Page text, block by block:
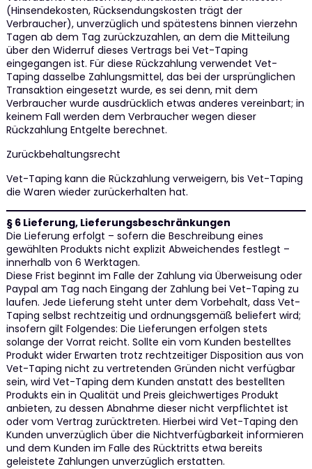
(Hinsendekosten, Rücksendungskosten trägt der
Verbraucher), unverzüglich und spätestens binnen vierzehn
Tagen ab dem Tag zurückzuzahlen, an dem die Mitteilung
über den Widerruf dieses Vertrags bei Vet-Taping
eingegangen ist. Für diese Rückzahlung verwendet Vet-
Taping dasselbe Zahlungsmittel, das bei der ursprünglichen
Transaktion eingesetzt wurde, es sei denn, mit dem
Verbraucher wurde ausdrücklich etwas anderes vereinbart; in
keinem Fall werden dem Verbraucher wegen dieser
Rückzahlung Entgelte berechnet.
Zurückbehaltungsrecht
Vet-Taping kann die Rückzahlung verweigern, bis Vet-Taping
die Waren wieder zurückerhalten hat.
§ 6 Lieferung, Lieferungsbeschränkungen
Die Lieferung erfolgt – sofern die Beschreibung eines
gewählten Produkts nicht explizit Abweichendes festlegt –
innerhalb von 6 Werktagen.
Diese Frist beginnt im Falle der Zahlung via Überweisung oder
Paypal am Tag nach Eingang der Zahlung bei Vet-Taping zu
laufen. Jede Lieferung steht unter dem Vorbehalt, dass Vet-
Taping selbst rechtzeitig und ordnungsgemäß beliefert wird;
insofern gilt Folgendes: Die Lieferungen erfolgen stets
solange der Vorrat reicht. Sollte ein vom Kunden bestelltes
Produkt wider Erwarten trotz rechtzeitiger Disposition aus von
Vet-Taping nicht zu vertretenden Gründen nicht verfügbar
sein, wird Vet-Taping dem Kunden anstatt des bestellten
Produkts ein in Qualität und Preis gleichwertiges Produkt
anbieten, zu dessen Abnahme dieser nicht verpflichtet ist
oder vom Vertrag zurücktreten. Hierbei wird Vet-Taping den
Kunden unverzüglich über die Nichtverfügbarkeit informieren
und dem Kunden im Falle des Rücktritts etwa bereits
geleistete Zahlungen unverzüglich erstatten.